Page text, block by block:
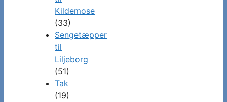
Kildemose
(33)
Sengetæpper
til
Liljeborg
(51)
Tak
(19)